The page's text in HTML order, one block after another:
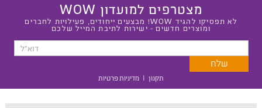
מצטרפים למועדון WOW
לא תפסיקו להגיד WOW! מבצעים ייחודים, פעילויות לחברים
ומוצרים חדשים - ישירות לתיבת המייל שלכם
תקנון | מדיניות פרטיות